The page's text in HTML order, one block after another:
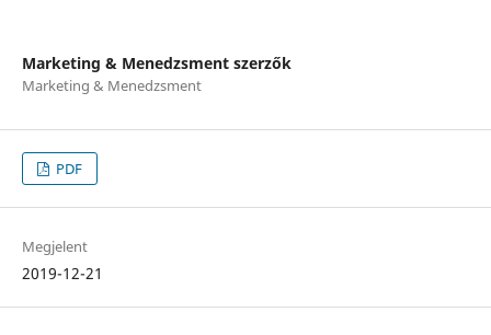
Marketing & Menedzsment szerzők
Marketing & Menedzsment
PDF
Megjelent
2019-12-21